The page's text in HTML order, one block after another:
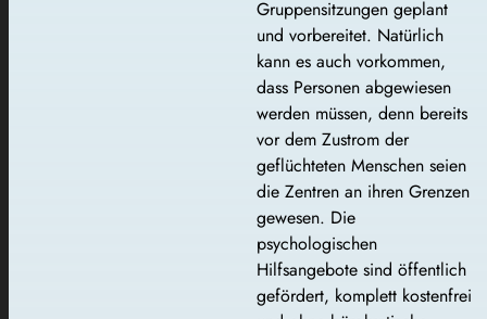
Gruppensitzungen geplant
und vorbereitet. Natürlich
kann es auch vorkommen,
dass Personen abgewiesen
werden müssen, denn bereits
vor dem Zustrom der
geflüchteten Menschen seien
die Zentren an ihren Grenzen
gewesen. Die
psychologischen
Hilfsangebote sind öffentlich
gefördert, komplett kostenfrei